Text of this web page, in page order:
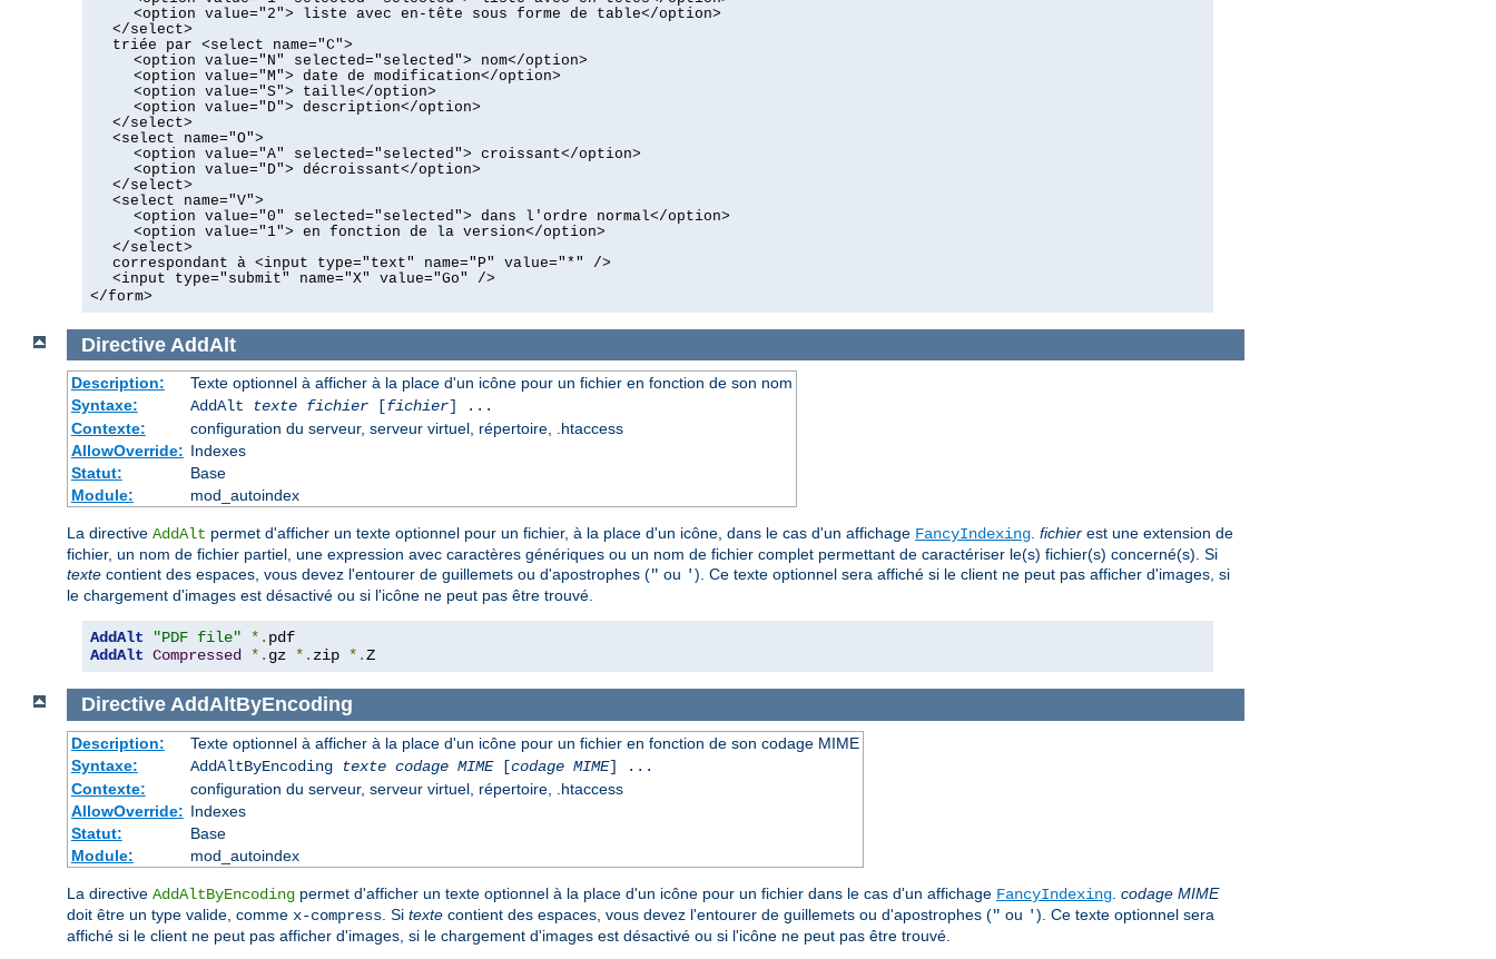
<option value="2"> liste avec en-tête sous forme de table</option>
</select>
triée par <select name="C">
<option value="N" selected="selected"> nom</option>
<option value="M"> date de modification</option>
<option value="S"> taille</option>
<option value="D"> description</option>
</select>
<select name="O">
<option value="A" selected="selected"> croissant</option>
<option value="D"> décroissant</option>
</select>
<select name="V">
<option value="0" selected="selected"> dans l'ordre normal</option>
<option value="1"> en fonction de la version</option>
</select>
correspondant à <input type="text" name="P" value="*" />
<input type="submit" name="X" value="Go" />
</form>
Directive AddAlt
Description:
Texte optionnel à afficher à la place d'un icône pour un fichier en fonction de son nom
Syntaxe:
AddAlt texte fichier[fichier] ...
Contexte:
configuration du serveur, serveur virtuel, répertoire, .htaccess
AllowOverride: Indexes
Statut:
Base
Module:
mod_autoindex
La directive AddAlt permet d'afficher un texte optionnel pour un fichier, à la place d'un icône, dans le cas d'un affichage FancyIndexing. fichier est une extension de
fichier, un nom de fichier partiel, une expression avec caractères génériques ou un nom de fichier complet permettant de caractériser le(s) fichier(s) concerné(s). Si
texte contient des espaces, vous devez l'entourer de guillemets ou d'apostrophes (" ou '). Ce texte optionnel sera affiché si le client ne peut pas afficher d'images, si
le chargement d'images est désactivé ou si l'icône ne peut pas être trouvé.
AddAlt "PDF file" *.
AddAlt Compressed *. gz *. zip *.Z
Directive AddAltByEncoding
Description:
Texte optionnel à afficher à la place d'un icône pour un fichier en fonction de son codage MIME
Syntaxe:
AddAltByEncoding texte codage MIME[codage MIME] ...
Contexte:
configuration du serveur, serveur virtuel, répertoire, .htaccess
AllowOverride: Indexes
Statut:
Base
Module:
mod_autoindex
La directive AddAltByEncoding permet d'afficher un texte optionnel à la place d'un icône pour un fichier dans le cas d'un affichage FancyIndexing codage MIME
doit être un type valide, comme x-compress . Si texte contient des espaces, vous devez l'entourer de guillemets ou d'apostrophes (" ou '). Ce texte optionnel sera
affiché si le client ne peut pas afficher d'images, si le chargement d'images est désactivé ou si l'icône ne peut pas être trouvé.